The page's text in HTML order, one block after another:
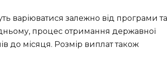
варіюватися залежно від програми та
процес отримання державної
до місяця. Розмір виплат також